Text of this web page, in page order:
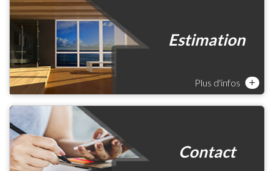
Estimation
Plus d'infos +
Contact